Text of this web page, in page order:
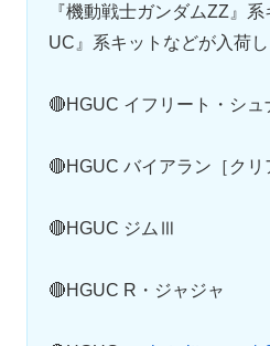
『機動戦士ガンダムZZ』
UC』系キットなどが入荷し
🔴HGUC イフリート・シュ
🔴HGUC バイアラン［クリ
🔴HGUC ジムⅢ
🔴HGUC R・ジャジャ